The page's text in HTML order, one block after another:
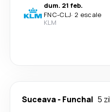
dum. 21 feb.
FNC-CLJ· 2 escale
KLM
Suceava- Funchal 5